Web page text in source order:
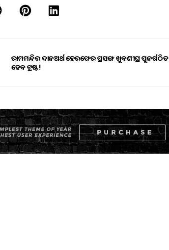
ରାମମନ୍ଦିର ଦାନଅର୍ଥ ହେରଫେର ପ୍ରସଙ୍ଗ ଖୁବଶୀଘ୍ର ପୁନର୍ଗଠିତ
ହେବ ଟ୍ରଷ୍ଟ!